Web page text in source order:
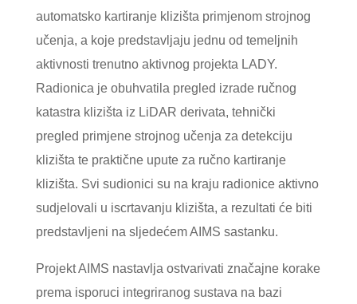
automatsko kartiranje klizišta primjenom strojnog
učenja, a koje predstavljaju jednu od temeljnih
aktivnosti trenutno aktivnog projekta LADY.
Radionica je obuhvatila pregled izrade ručnog
katastra klizišta iz LiDAR derivata, tehnički
pregled primjene strojnog učenja za detekciju
klizišta te praktične upute za ručno kartiranje
klizišta. Svi sudionici su na kraju radionice aktivno
sudjelovali u iscrtavanju klizišta, a rezultati će biti
predstavljeni na sljedećem AIMS sastanku.
Projekt AIMS nastavlja ostvarivati značajne korake
prema isporuci integriranog sustava na bazi